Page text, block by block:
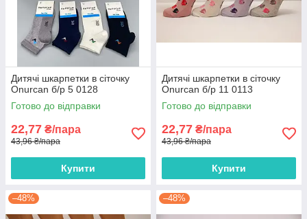
Дитячі шкарпетки в сіточку
Onurcan б/р 5 0128
Готово до відправки
22,77 ₴/пара
43,96 ₴/пара
Купити
Дитячі шкарпетки в сіточку
Onurcan б/р 11 0113
Готово до відправки
22,77 ₴/пара
43,96 ₴/пара
Купити
–48% –48%